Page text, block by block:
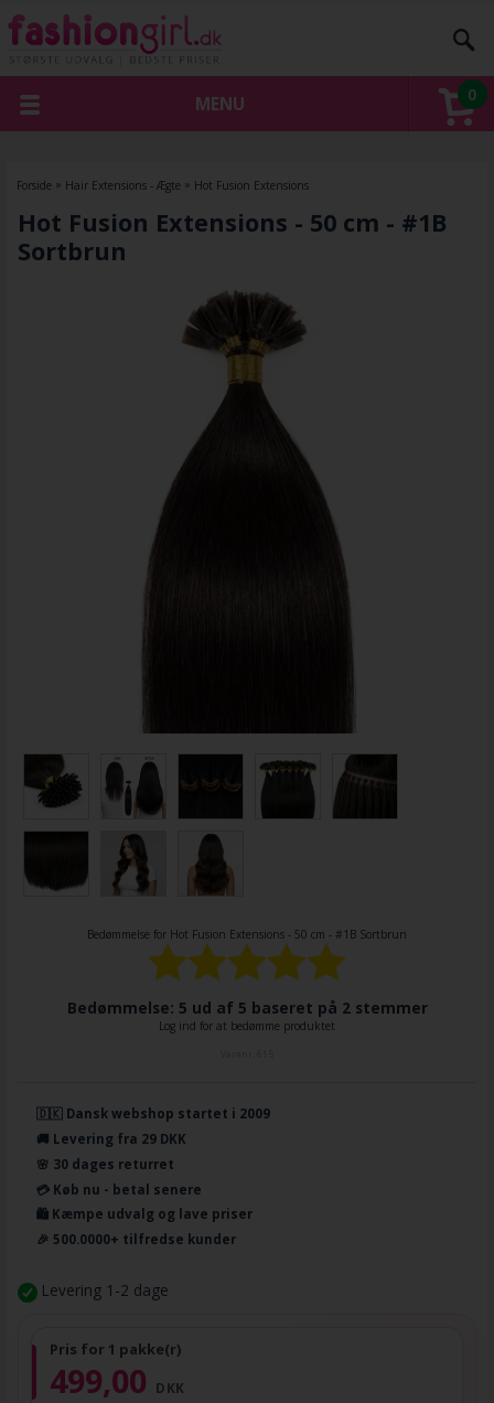
0
MENU
Forside » Hair Extensions - Ægte » Hot Fusion Extensions
Hot Fusion Extensions - 50 cm - #1B
Sortbrun
Bedømmelse for Hot Fusion Extensions - 50 cm - #1B Sortbrun
Bedømmelse: 5 ud af 5 baseret på 2stemmer
Log ind for at bedømme produktet
🇩🇰 Dansk webshop startet i 2009
🚚 Levering fra 29 DKK
🌸 30 dages returret
💳 Køb nu - betal senere
🛍️ Kæmpe udvalg og lave priser
🎉 500.0000+ tilfredse kunder
Levering 1-2 dage
Pris for 1 pakke(r)
499,00 DKK